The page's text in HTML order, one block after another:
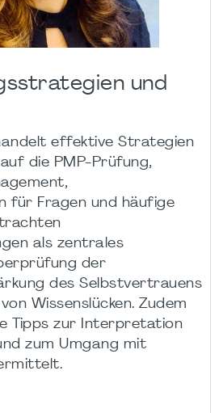
und
effektive Strategien
die PMP-Prüfung,
für Fragen und häufige
als zentrales
der
des Selbstvertrauens
Wissenslücken. Zudem
Tipps zur Interpretation
zum Umgang mit